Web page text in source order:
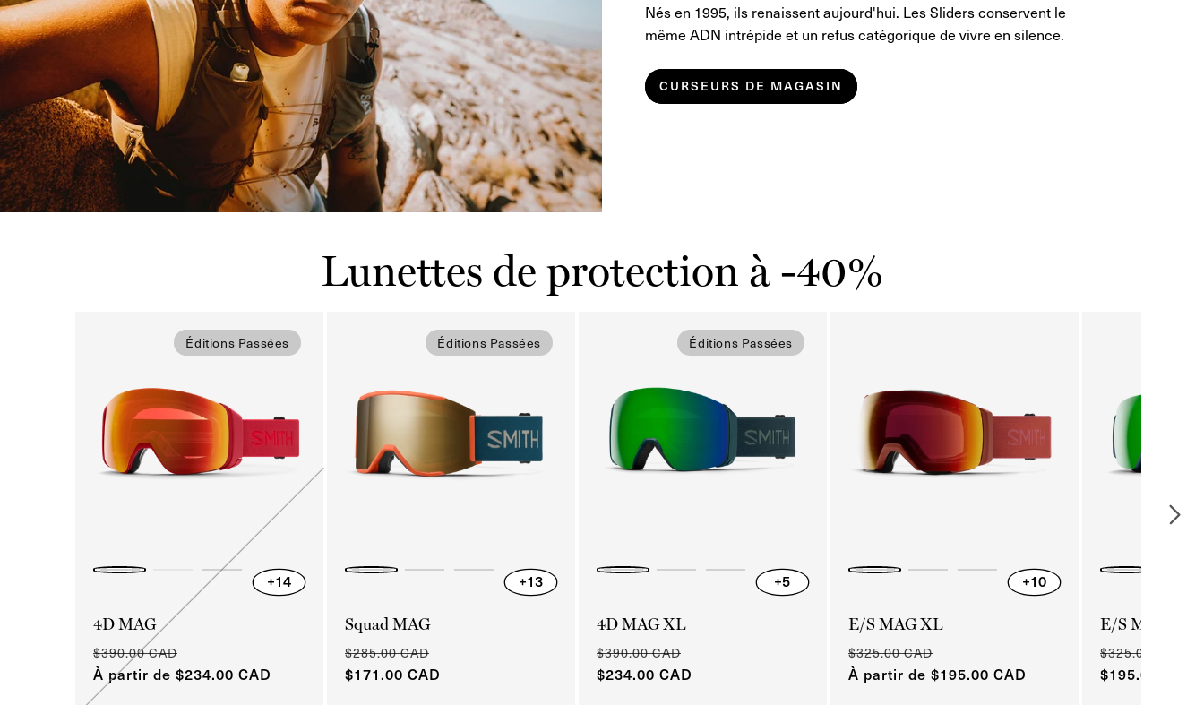
Nés en 1995, ils renaissent aujourd'hui. Les Sliders conservent le
même ADN intrépide et un refus catégorique de vivre en silence.
CURSEURS DE MAGASIN
Lunettes de protection à -40%
Éditions Passées
Variante
épuisée
ou
+14
4D MAG
Prix
habituel
$390.00 CAD
Prix
promotionnel
À partir de $234.00 CAD
Éditions Passées
+13
Squad MAG
Prix
habituel
$285.00 CAD
Prix
$171.00 CAD
Éditions Passées
+5
4D MAG XL
Prix
habituel
$390.00 CAD
Prix
$234.00 CAD
+10
E/S MAG XL
Prix
habituel
$325.00 CAD
Prix
À partir de $195.00 CAD
E/S MAG S
Prix
habituel
$325.00 CAD
Prix
$195.00 CAD